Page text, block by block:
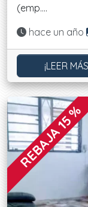
(emp....
Actualizado:
hace un año
¡LEER
REBAJA 15 %